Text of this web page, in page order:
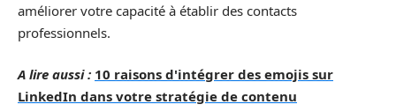
améliorer votre capacité à établir des contacts
professionnels.
A lire aussi : 10 raisons d'intégrer des emojis sur
LinkedIn dans votre stratégie de contenu